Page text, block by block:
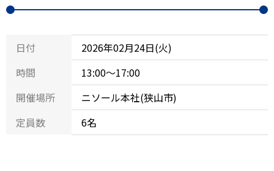
日付
2026年02月24日(火)
時間
13:00～17:00
開催場所
ニソール本社(狭山市)
定員数
6名